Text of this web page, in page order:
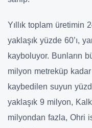
Yıllık toplam üretimin
yaklaşık yüzde 60’ı,
kayboluyor. Bunların
milyon metreküp
kaybedilen suyun
yaklaşık 9 milyon,
milyondan fazla, Ohri